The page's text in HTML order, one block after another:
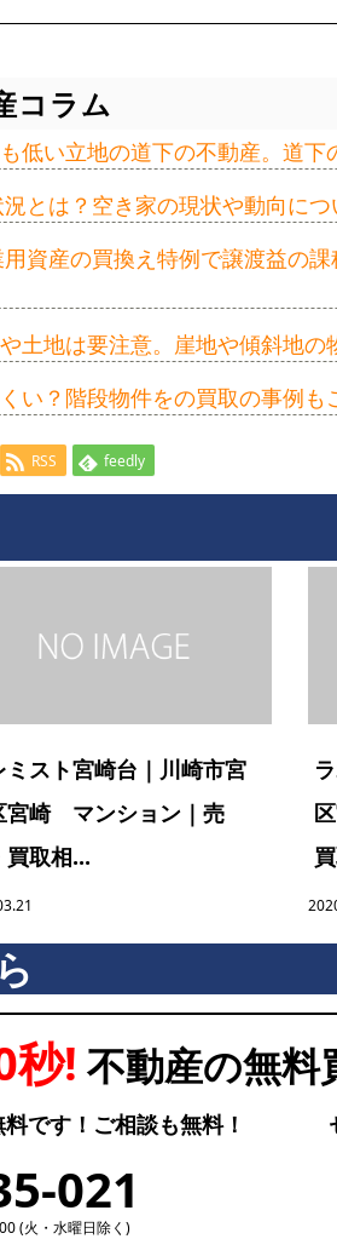
コラム
低い立地の道下の不動産。道
とは？空き家の現状や動向に
用資産の買換え特例で譲渡益の
土地は要注意。崖地や傾斜地
い？階段物件をの買取の事例も
RSS feedly
ミスト宮崎台｜川崎市宮
宮崎 マンション｜売
買取相...
! 不動産の無料
です！ご相談も無料！
021
(火・水曜日除く)